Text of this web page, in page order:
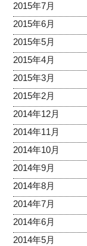
2015年7月
2015年6月
2015年5月
2015年4月
2015年3月
2015年2月
2014年12月
2014年11月
2014年10月
2014年9月
2014年8月
2014年7月
2014年6月
2014年5月